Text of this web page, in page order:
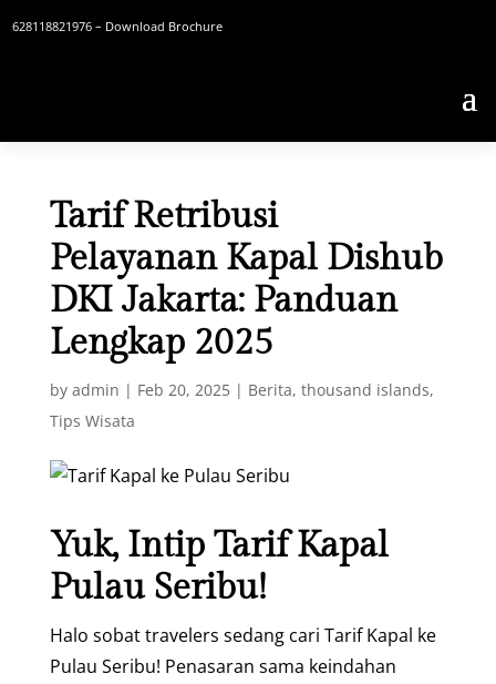
628118821976 – Download Brochure
Tarif Retribusi
Pelayanan Kapal Dishub
DKI Jakarta: Panduan
Lengkap 2025
by admin | Feb 20, 2025| Berita, thousand islands,
Tips Wisata
Yuk, Intip Tarif Kapal
Pulau Seribu!
Halo sobat travelers sedang cari Tarif Kapal ke
Pulau Seribu! Penasaran sama keindahan